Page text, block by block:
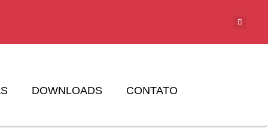
DOWNLOADS CONTATO